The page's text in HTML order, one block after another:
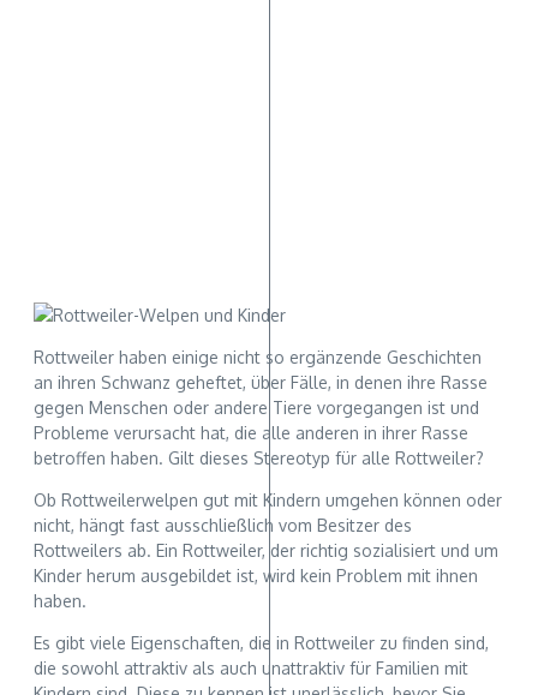
Rottweiler haben einige nicht so ergänzende Geschichten
an ihren Schwanz geheftet, über Fälle, in denen ihre Rasse
gegen Menschen oder andere Tiere vorgegangen ist und
Probleme verursacht hat, die alle anderen in ihrer Rasse
betroffen haben. Gilt dieses Stereotyp für alle Rottweiler?
Ob Rottweilerwelpen gut mit Kindern umgehen können oder
nicht, hängt fast ausschließlich vom Besitzer des
Rottweilers ab. Ein Rottweiler, der richtig sozialisiert und um
Kinder herum ausgebildet ist, wird kein Problem mit ihnen
haben.
Es gibt viele Eigenschaften, die in Rottweiler zu finden sind,
die sowohl attraktiv als auch unattraktiv für Familien mit